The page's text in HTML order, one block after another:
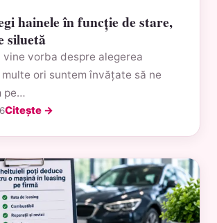
hainele în funcție de stare,
siluetă
vine vorba despre alegerea
ori suntem învățate să ne
pe…
Citește →